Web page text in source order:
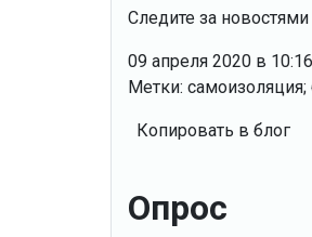
Следите за
09 апреля 2020 в 10:16
Метки:
Копировать в блог
Опрос